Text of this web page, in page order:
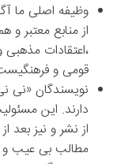
وظیفه اصلی ما
از منابع معتبر
،اعتقادات
قومی و
نویسندگان «نی
دارند. این
از نشر و نیز بعد
مطالب بی عیب و